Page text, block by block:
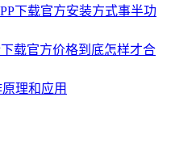
下载官方安装方式事半功
载官方价格到底怎样才合
理和应用